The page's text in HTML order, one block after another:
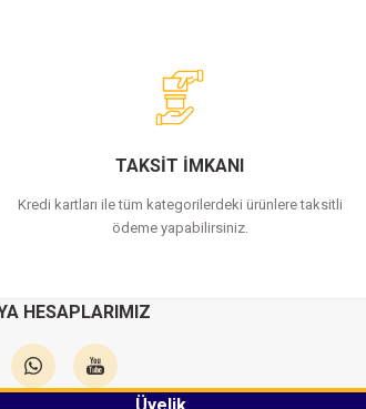
TAKSİT İMKANI
Kredi kartları ile tüm kategorilerdeki ürünlere taksitli
ödeme yapabilirsiniz.
HESAPLARIMIZ